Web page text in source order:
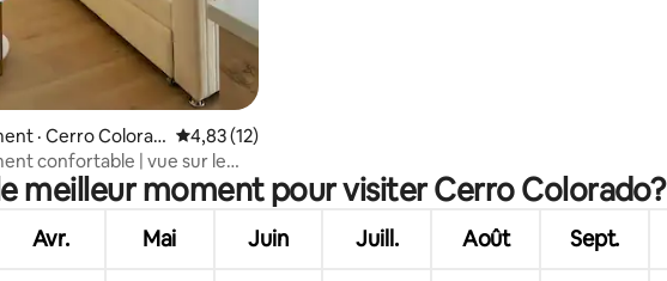
· Cerro Colorad Note moyenne de 4,83 sur 5, 12 commentaires
4,83 (12)
confortable | vue sur le
exécutive
meilleur moment pour visiter Cerro Colorado?
Avr. Mai Juin Juill. Août Sept.